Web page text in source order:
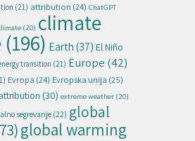
(21) attribution (24) ChatGPT
(20) climate
(196) Earth (37) El Niño
transition (21) Europe (42)
Evropa (24) Evropska unija (25)
(30) extreme weather (20)
segrevanje (22) global
global warming